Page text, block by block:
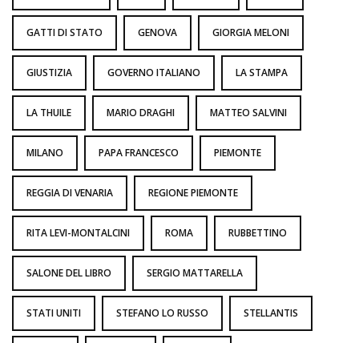
GATTI DI STATO GENOVA GIORGIA MELONI
GIUSTIZIA GOVERNO ITALIANO LA STAMPA
LA THUILE MARIO DRAGHI MATTEO SALVINI
MILANO PAPA FRANCESCO PIEMONTE
REGGIA DI VENARIA REGIONE PIEMONTE
RITA LEVI-MONTALCINI ROMA RUBBETTINO
SALONE DEL LIBRO SERGIO MATTARELLA
STATI UNITI STEFANO LO RUSSO STELLANTIS